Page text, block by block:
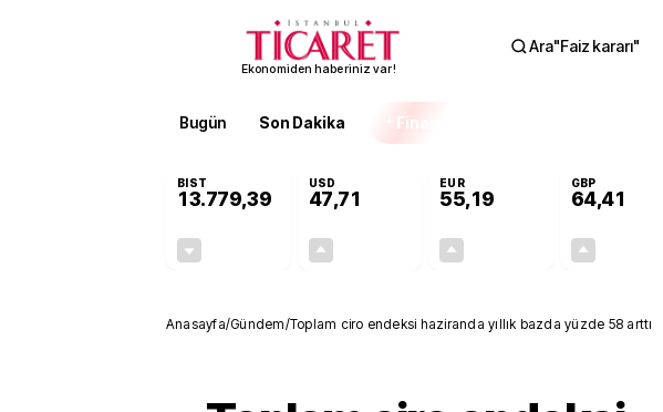
Ekonomiden haberiniz var!
Ara"Faiz kararı"
Bugün Son Dakika Finans
BIST
13.779,39
USD
47,71
EUR
55,19
GBP
64,41
Anasayfa/Gündem/Toplam ciro endeksi haziranda yıllık bazda yüzde 58 arttı